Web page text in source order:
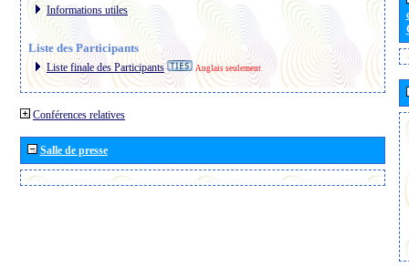
Informations utiles
Liste des Participants
Liste finale des Participants Anglais seulement
Conférences relatives
Salle de presse